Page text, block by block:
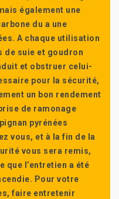
également une
du a une
A chaque utilisation
de suie et goudron
et obstruer celui-
pour la sécurité,
un bon rendement
de ramonage
pyrénées
vous, et à la fin de la
vous sera remis,
que l’entretien a été
Pour votre
faire entretenir